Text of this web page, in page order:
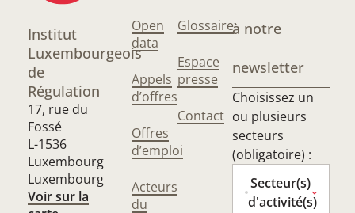
Institut
Luxembourgeois
de
Régulation
17, rue du
Fossé
L-1536
Luxembourg
Luxembourg
Voir sur la
Open
data
Appels
d’offres
Offres
d’emploi
Acteurs
du
Glossaire
Espace
presse
Contact
à notre
newsletter
Choisissez un
ou plusieurs
secteurs
(obligatoire) :
Secteur(s)
d'activité(s)